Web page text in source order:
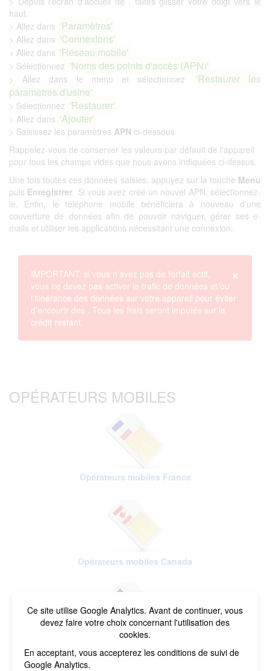
Ce site utilise Google Analytics. Avant de continuer, vous
devez faire votre choix concernant l'utilisation des
cookies.
En acceptant, vous accepterez les conditions de suivi de
Google Analytics.
haut.
> Allez dans 'Paramètres'
> Allez dans 'Connexions'
> Allez dans 'Réseau mobile'
> Sélectionnez 'Noms des points d'accès (APN)'
> Allez dans le menu et sélectionnez
'Restaurer les
paramètres d'usine'
> Sélectionnez 'Restaurer'
> Allez dans 'Ajouter'
> Saisissez les paramètres APN ci-dessous
Rappelez-vous de conserver les valeurs par défault de l'appareil
pour tous les champs vides que nous avons indiquées ci-dessus.
Une fois toutes ces données saisies, appuyez sur la touche Menu
puis Enregistrer. Si vous avez créé un nouvel APN, sélectionnez-
le. Enfin, le téléphone mobile bénéficiera à nouveau d'une
couverture de données afin de pouvoir naviguer, gérer ses e-
mails et utiliser les applications nécessitant une connexion.
×
IMPORTANT: si vous n'avez pas de forfait actif,
vous ne devez pas activer le trafic de données et/ou
l'itinérance des données sur votre appareil pour éviter
d'encourir des . Tous les frais seront imputés sur le
crédit restant.
OPÉRATEURS MOBILES
Opérateurs mobiles France
Opérateurs mobiles Canada